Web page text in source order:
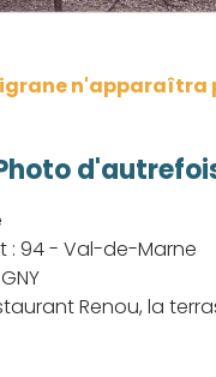
n'apparaîtra
: 94 - Val-de-Marne
Renou, la